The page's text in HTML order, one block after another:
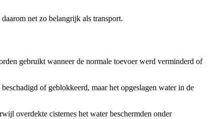
net zo belangrijk als transport.
gebruikt wanneer de normale toevoer werd verminderd of
of geblokkeerd, maar het opgeslagen water in de
overdekte cisternes het water beschermden onder